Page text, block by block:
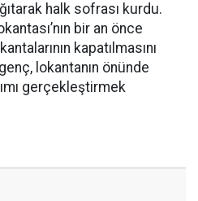
halk sofrası kurdu.
bir an önce
kapatılmasını
lokantanın önünde
gerçekleştirmek